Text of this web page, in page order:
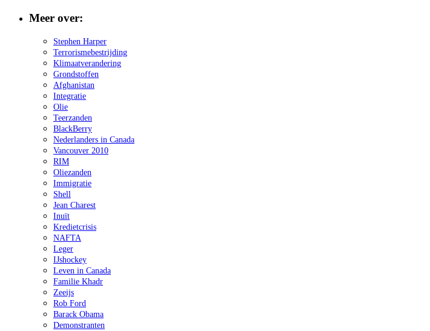
Meer over:
Stephen Harper
Terrorismebestrijding
Klimaatverandering
Grondstoffen
Afghanistan
Integratie
Olie
Teerzanden
BlackBerry
Nederlanders in Canada
Vancouver 2010
RIM
Oliezanden
Immigratie
Shell
Jean Charest
Inuït
Kredietcrisis
NAFTA
Leger
IJshockey
Leven in Canada
Familie Khadr
Zeeijs
Rob Ford
Barack Obama
Demonstranten